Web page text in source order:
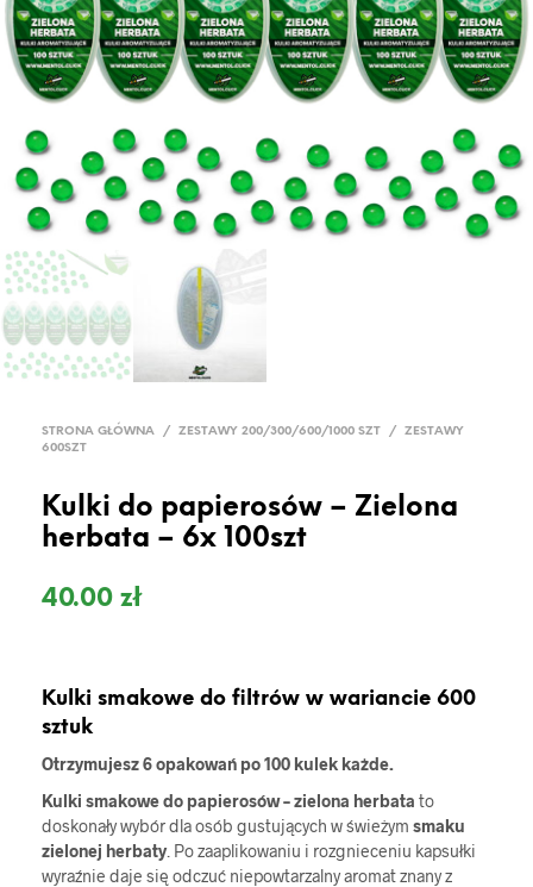
STRONA GŁÓWNA / ZESTAWY 200/300/600/1000 SZT /
ZESTAWY
600SZT
Kulki do papierosów – Zielona
herbata – 6x 100szt
40.00 zł
Kulki smakowe do filtrów w wariancie 600
sztuk
Otrzymujesz 6 opakowań po 100 kulek każde.
Kulki smakowe do papierosów – zielona herbata to
doskonały wybór dla osób gustujących w świeżym smaku
zielonej herbaty. Po zaaplikowaniu i rozgnieceniu kapsułki
wyraźnie daje się odczuć niepowtarzalny aromat znany z